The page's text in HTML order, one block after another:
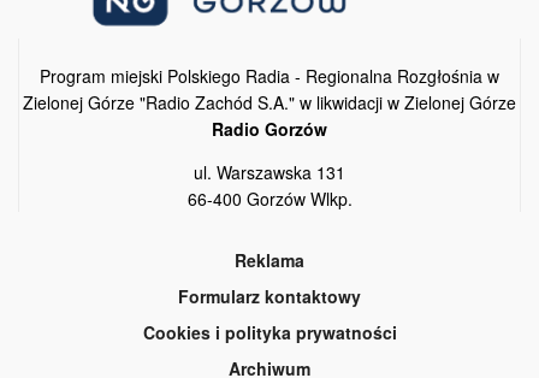
Program miejski Polskiego Radia - Regionalna Rozgłośnia w
Zielonej Górze "Radio Zachód S.A." w likwidacji w Zielonej Górze
Radio Gorzów
ul. Warszawska 131
66-400 Gorzów Wlkp.
Reklama
Formularz kontaktowy
Cookies i polityka prywatności
Archiwum